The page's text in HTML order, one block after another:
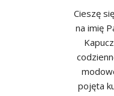
Cieszę
na imię
pojęta